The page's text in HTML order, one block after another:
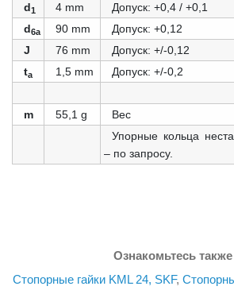
d1 4 mm
Допуск: +0,4 / +0,1
d6a 90 mm
Допуск: +0,12
J
76 mm
Допуск: +/-0,12
ta 1,5 mm Допуск: +/-0,2
m 55,1 g
Вес
Упорные кольца
– по запросу.
Ознакомьтесь также
Стопорные гайки KML 24, SKF,